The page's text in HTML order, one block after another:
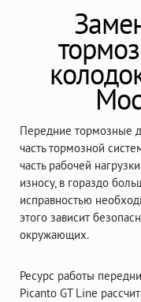
Передние тормозные
часть тормозной
часть рабочей
износу, в гораздо
исправностью
этого зависит
окружающих.
Ресурс работы
Picanto GT Line